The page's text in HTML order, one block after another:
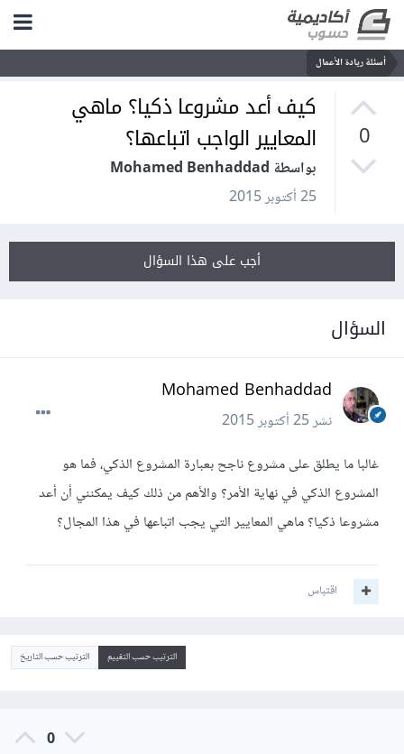
أسئلة ريادة الأعمال
0
كيف أعد مشروعا ذكيا؟ ماهي
المعايير الواجب اتباعها؟
بواسطة Mohamed Benhaddad
25 أكتوبر 2015
أجب على هذا السؤال
السؤال
Mohamed Benhaddad
نشر25 أكتوبر 2015
غالبا ما يطلق على مشروع ناجح بعبارة المشروع الذكي، فما هو
المشروع الذكي في نهاية الأمر؟ والأهم من ذلك كيف يمكنني أن أعد
مشروعا ذكيا؟ ماهي المعايير التي يجب اتباعها في هذا المجال؟
اقتباس
الترتيب حسب التقييم الترتيب حسب التاريخ
0